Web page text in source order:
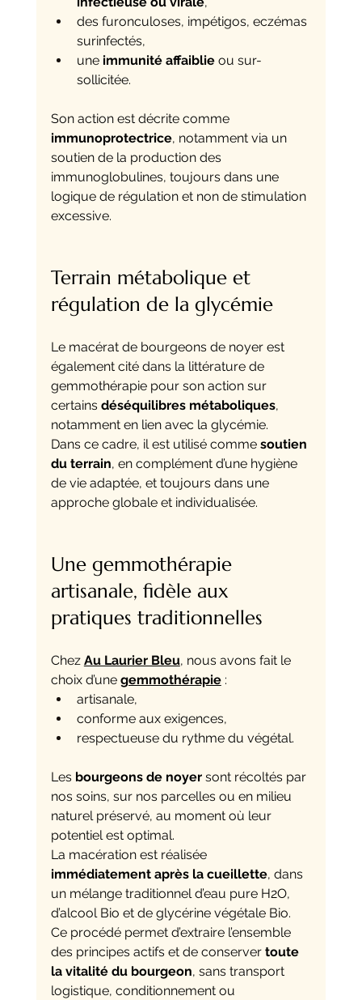
des furonculoses, impétigos, eczémas
surinfectés,
une immunité affaiblie ou sur-
sollicitée.
Son action est décrite comme
immunoprotectrice, notamment via un
soutien de la production des
immunoglobulines, toujours dans une
logique de régulation et non de stimulation
excessive.
Terrain métabolique et
régulation de la glycémie
Le macérat de bourgeons de noyer est
également cité dans la littérature de
gemmothérapie pour son action sur
certains déséquilibres métaboliques,
notamment en lien avec la glycémie.
Dans ce cadre, il est utilisé comme soutien
du terrain, en complément d’une hygiène
de vie adaptée, et toujours dans une
approche globale et individualisée.
Une gemmothérapie
artisanale, fidèle aux
pratiques traditionnelles
Chez Au Laurier Bleu, nous avons fait le
choix d’une gemmothérapie :
artisanale,
conforme aux exigences,
respectueuse du rythme du végétal.
Les bourgeons de noyer sont récoltés par
nos soins, sur nos parcelles ou en milieu
naturel préservé, au moment où leur
potentiel est optimal.
La macération est réalisée
immédiatement après la cueillette, dans
un mélange traditionnel d’eau pure H2O,
d’alcool Bio et de glycérine végétale Bio.
Ce procédé permet d’extraire l’ensemble
des principes actifs et de conserver toute
la vitalité du bourgeon, sans transport
logistique, conditionnement ou